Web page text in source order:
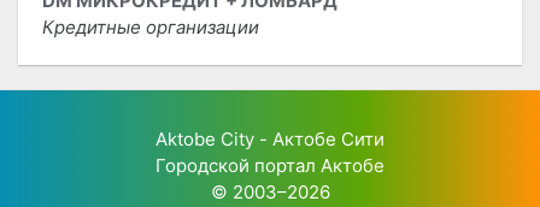
Кредитные организации
Aktobe City - Актобе Сити
Городской портал Актобе
© 2003–2026